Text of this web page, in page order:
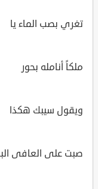
تغري بصب الماء يا
ملكاً أنامله بحور
ويقول سيبك هكذا
صبت على العافى